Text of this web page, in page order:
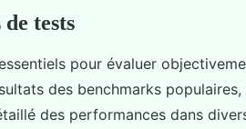
tests
pour évaluer
des benchmarks
des performances dans